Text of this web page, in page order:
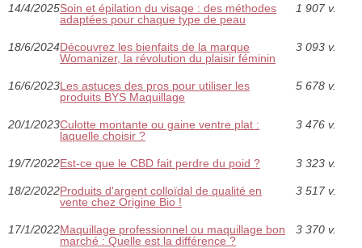
14/4/2025Soin et épilation du visage : des méthodes
adaptées pour chaque type de peau
1 907 v.
18/6/2024Découvrez les bienfaits de la marque
Womanizer, la révolution du plaisir féminin
3 093 v.
16/6/2023Les astuces des pros pour utiliser les
produits BYS Maquillage
5 678 v.
20/1/2023Culotte montante ou gaine ventre plat :
laquelle choisir ?
3 476 v.
19/7/2022Est-ce que le CBD fait perdre du poid ? 3 323 v.
18/2/2022Produits d'argent colloïdal de qualité en
vente chez Origine Bio !
3 517 v.
17/1/2022Maquillage professionnel ou maquillage bon
marché : Quelle est la différence ?
3 370 v.